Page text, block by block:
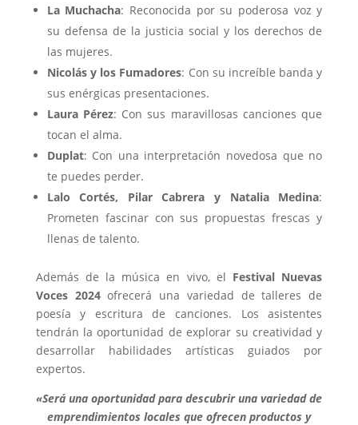
La Muchacha: Reconocida por su poderosa voz y
su defensa de la justicia social y los derechos de
las mujeres.
Nicolás y los Fumadores: Con su increíble banda y
sus enérgicas presentaciones.
Laura Pérez: Con sus maravillosas canciones que
tocan el alma.
Duplat: Con una interpretación novedosa que no
te puedes perder.
Lalo Cortés, Pilar Cabrera y Natalia Medina:
Prometen fascinar con sus propuestas frescas y
llenas de talento.
Además de la música en vivo, el Festival Nuevas
Voces 2024ofrecerá una variedad de talleres de
poesía y escritura de canciones. Los asistentes
tendrán la oportunidad de explorar su creatividad y
desarrollar habilidades artísticas guiados por
expertos.
«Será una oportunidad para descubrir una variedad de
emprendimientos locales que ofrecen productos y